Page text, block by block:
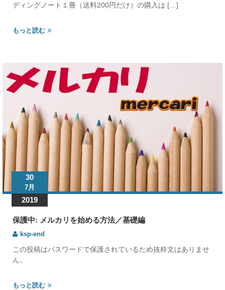
ディングノート１冊（送料200円だけ）の購入は […]
もっと読む
30
7月
2019
保護中: メルカリを始める方法／基礎編
ksp-end
この投稿はパスワードで保護されているため抜粋文はありませ
ん。
もっと読む